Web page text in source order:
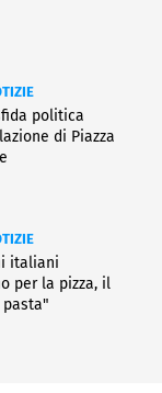
politica
di Piazza
italiani
per la pizza, il
pasta"